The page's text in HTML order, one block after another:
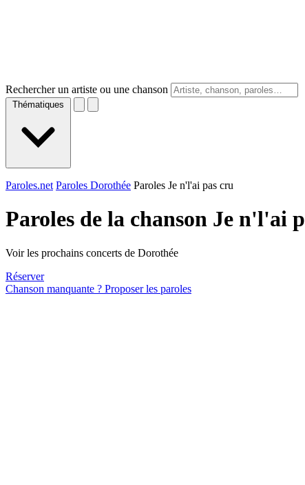
Rechercher un artiste ou une chanson
Thématiques
Paroles.net Paroles Dorothée Paroles Je n'l'ai pas cru
Paroles de la chanson Je n'l'ai
Voir les prochains concerts de Dorothée
Réserver
Chanson manquante ? Proposer les paroles